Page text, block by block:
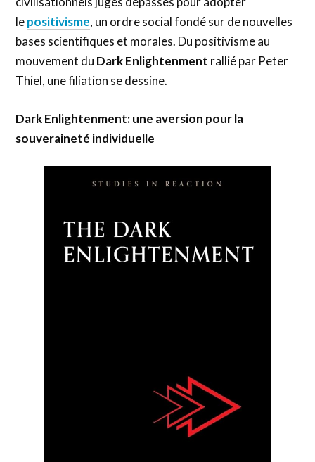
lepositivisme, un ordre social fondé sur de nouvelles
bases scientifiques et morales. Du positivisme au
mouvement du Dark Enlightenment rallié par Peter
Thiel, une filiation se dessine.
Dark Enlightenment: une aversion pour la
souveraineté individuelle